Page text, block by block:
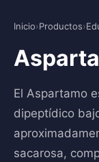
Inicio›Productos›
El Aspartamo
dipeptídico
sacarosa,